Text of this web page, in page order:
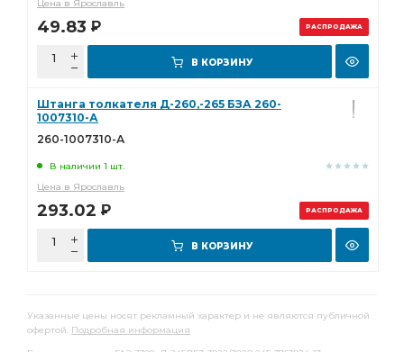
РАСПРОДАЖА
Цена в Ярославль
49.83 Р
В КОРЗИНУ
РАСПРОДАЖА
Штанга толкателя Д-260,-265 БЗА 260-
1007310-А
260-1007310-А
В наличии 1 шт.
Цена в Ярославль
293.02 Р
В КОРЗИНУ
Указанные цены носят рекламный характер и не являются публичной
офертой. Подробная информация